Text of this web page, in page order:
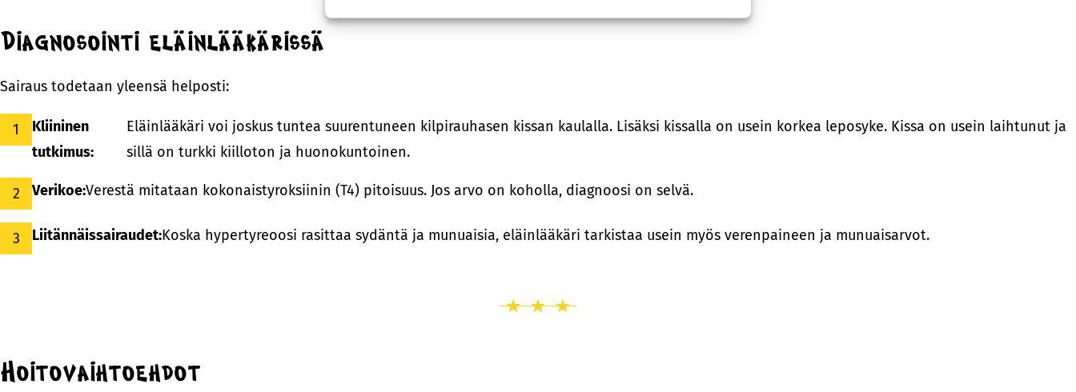
Diagnosointi eläinlääkärissä
Sairaus todetaan yleensä helposti:
Kliininen
tutkimus:
Eläinlääkäri voi joskus tuntea suurentuneen kilpirauhasen kissan kaulalla. Lisäksi kissalla on usein korkea leposyke. Kissa on usein laihtunut ja
sillä on turkki kiilloton ja huonokuntoinen.
Verikoe:Verestä mitataan kokonaistyroksiinin (T4) pitoisuus. Jos arvo on koholla, diagnoosi on selvä.
Liitännäissairaudet:Koska hypertyreoosi rasittaa sydäntä ja munuaisia, eläinlääkäri tarkistaa usein myös verenpaineen ja munuaisarvot.
Hoitovaihtoehdot